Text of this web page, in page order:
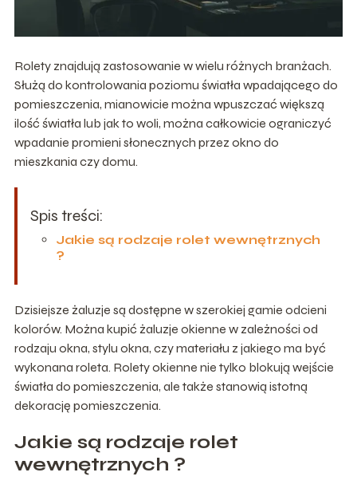
Rolety znajdują zastosowanie w wielu różnych branżach.
Służą do kontrolowania poziomu światła wpadającego do
pomieszczenia, mianowicie można wpuszczać większą
ilość światła lub jak to woli, można całkowicie ograniczyć
wpadanie promieni słonecznych przez okno do
mieszkania czy domu.
Spis treści:
Jakie są rodzaje rolet wewnętrznych
?
Dzisiejsze żaluzje są dostępne w szerokiej gamie odcieni
kolorów. Można kupić żaluzje okienne w zależności od
rodzaju okna, stylu okna, czy materiału z jakiego ma być
wykonana roleta. Rolety okienne nie tylko blokują wejście
światła do pomieszczenia, ale także stanowią istotną
dekorację pomieszczenia.
Jakie są rodzaje rolet
wewnętrznych ?